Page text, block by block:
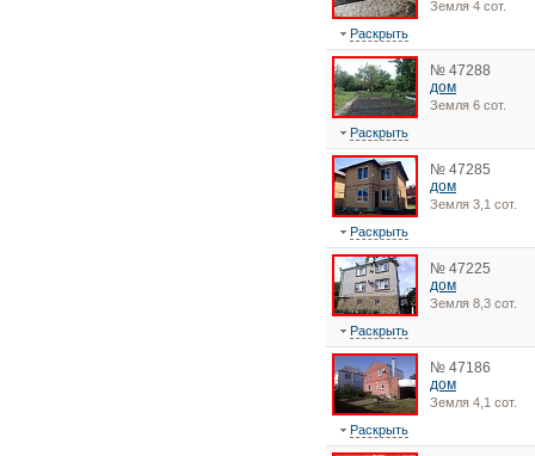
Земля 4 сот.
Раскрыть
№ 47288
дом
Земля 6 сот.
Раскрыть
№ 47285
дом
Земля 3,1 сот.
Раскрыть
№ 47225
дом
Земля 8,3 сот.
Раскрыть
№ 47186
дом
Земля 4,1 сот.
Раскрыть